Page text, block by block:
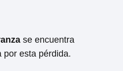
se encuentra
por esta pérdida.